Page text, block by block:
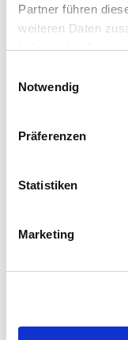
Partner führen
weiteren Daten
haben oder die sie
Cookies, wenn Sie
Notwendig
Präferenzen
Statistiken
Marketing
Dipl.-Ing. Rudolf
Dipl.-Ing. Werner
Rosina Sperling,
Streitlöserliste-alt
Mitglied oder